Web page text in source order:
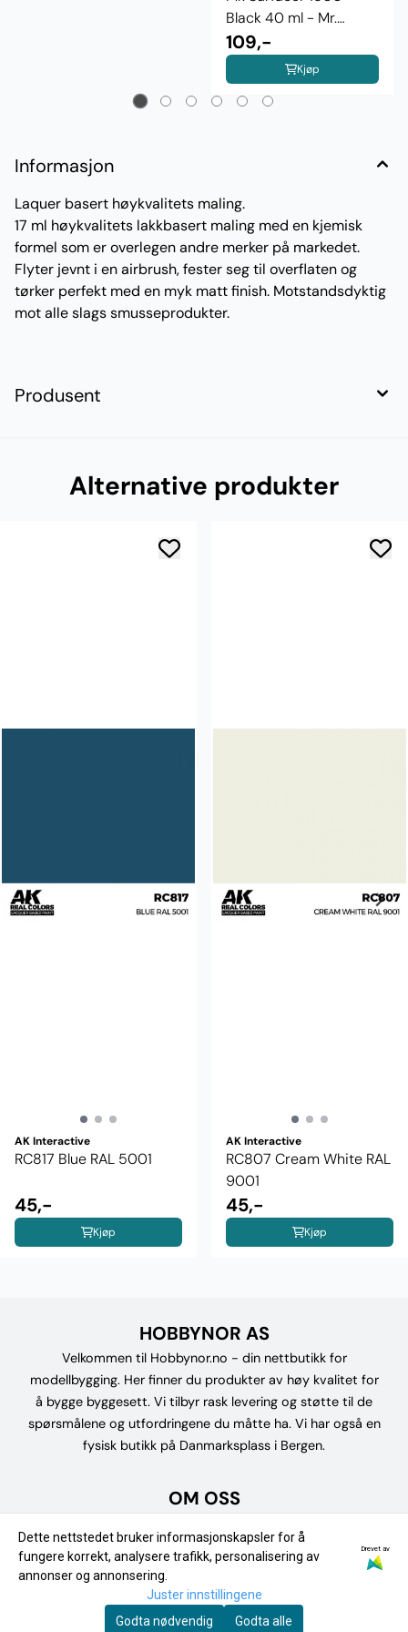
Black 40 ml - Mr.
Hobby
109,-
Kjøp
Informasjon
Laquer basert høykvalitets maling.
17 ml høykvalitets lakkbasert maling med en kjemisk
formel som er overlegen andre merker på markedet.
Flyter jevnt i en airbrush, fester seg til overflaten og
tørker perfekt med en myk matt finish. Motstandsdyktig
mot alle slags smusseprodukter.
Produsent
Alternative produkter
AK Interactive
RC817 Blue RAL 5001
45,-
Kjøp
AK Interactive
RC807 Cream White RAL
9001
45,-
Kjøp
HOBBYNOR AS
Velkommen til Hobbynor.no - din nettbutikk for
modellbygging. Her finner du produkter av høy kvalitet for
å bygge byggesett. Vi tilbyr rask levering og støtte til de
spørsmålene og utfordringene du måtte ha. Vi har også en
fysisk butikk på Danmarksplass i Bergen.
OM OSS
Fjøsangerveien 30A
5053 BERGEN
Org. nr. 934860535
Dette nettstedet bruker informasjonskapsler for å
fungere korrekt, analysere trafikk, personalisering av
annonser og annonsering.
Drevet av
Juster innstillingene
Godta nødvendig
Godta alle